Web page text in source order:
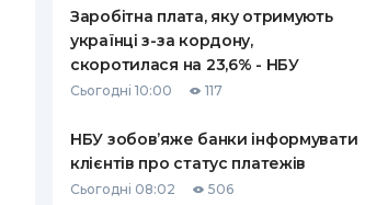
Заробітна плата, яку отримують
українці з-за кордону,
скоротилася на 23,6% - НБУ
Сьогодні 10:00 117
НБУ зобов’яже банки інформувати
клієнтів про статус платежів
Сьогодні 08:02 506